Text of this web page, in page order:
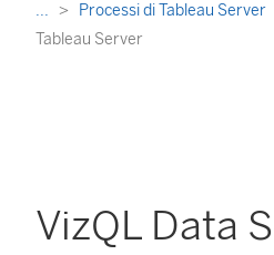
...
Processi di Tableau Server
Tableau Server
VizQL Data